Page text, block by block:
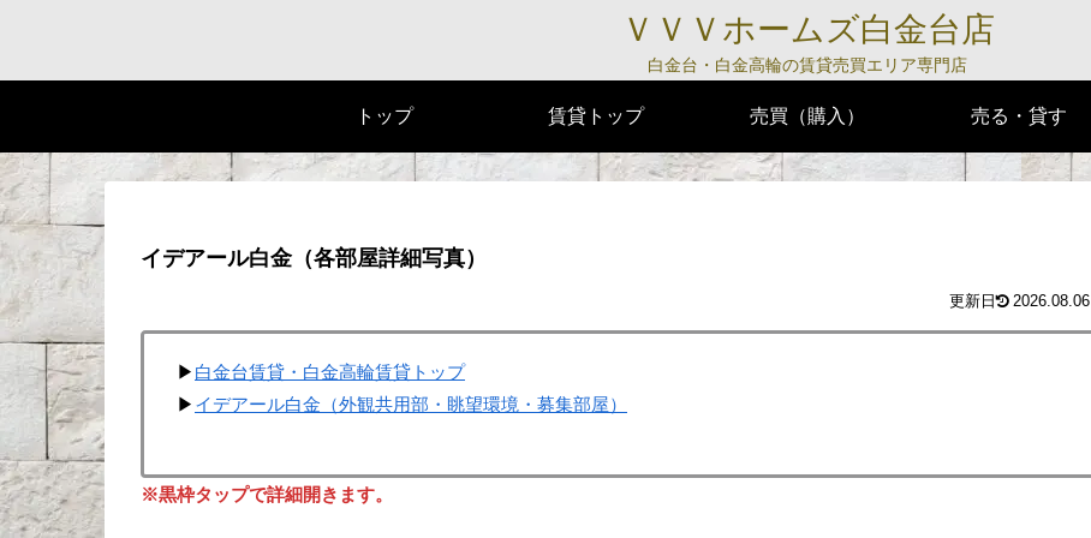
ＶＶＶホームズ白金台店
白金台・白金高輪の賃貸売買エリア専門店
トップ 賃貸トップ 売買（購入） 売る・貸す
イデアール白金（各部屋詳細写真）
2026.08.06
▶ 白金台賃貸・白金高輪賃貸トップ
▶ イデアール白金（外観共用部・眺望環境・募集部屋）
※黒枠タップで詳細開きます。